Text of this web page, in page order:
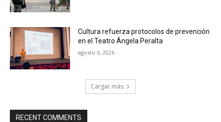
Cultura refuerza protocolos de prevención
en el Teatro Ángela Peralta
agosto 6, 2026
Cargar más
RECENT COMMENTS